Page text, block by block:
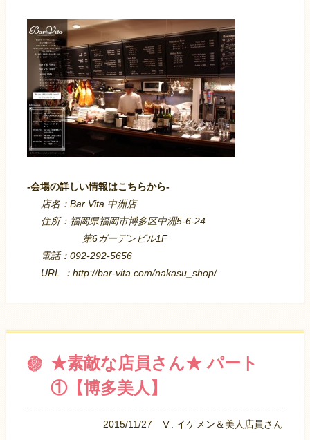
-会場の詳しい情報はこちらから-
店名：Bar Vita 中洲店
住所：福岡県福岡市博多区中洲5-6-24
第6ガーデンビル1F
電話：092-292-5656
URL ：http://bar-vita.com/nakasu_shop/
★素敵な店員さん★ パート
①【博多美人】
2015/11/27 Ⅴ. イケメン＆美人店員さん